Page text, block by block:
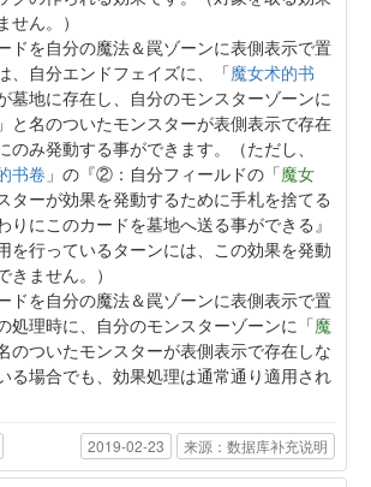
せん。）
ドを自分の魔法＆罠ゾーンに表側表示で置
、自分エンドフェイズに、「魔女术的书
墓地に存在し、自分のモンスターゾーンに
」と名のついたモンスターが表側表示で存在
のみ発動する事ができます。（ただし、
书卷 」の『②：自分フィールドの「魔女
ターが効果を発動するために手札を捨てる
りにこのカードを墓地へ送る事ができる』
を行っているターンには、この効果を発動
きません。）
ドを自分の魔法＆罠ゾーンに表側表示で置
処理時に、自分のモンスターゾーンに「魔
のついたモンスターが表側表示で存在しな
る場合でも、効果処理は通常通り適用され
2019-02-23 来源：数据库补充说明